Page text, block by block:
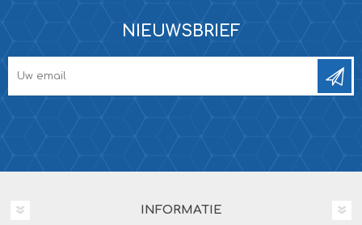
NIEUWSBRIEF
INFORMATIE